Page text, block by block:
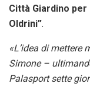
Città Giardino
Oldrini”.
«L’idea di mettere
Simone –
Palasport sette